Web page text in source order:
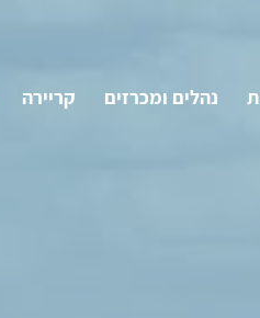
נהלים ומכרזים קריירה